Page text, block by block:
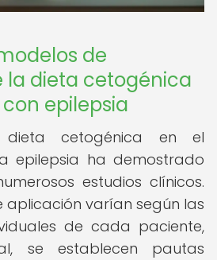
de
la dieta cetogénica
epilepsia
cetogénica en el
epilepsia ha demostrado
estudios clínicos.
aplicación varían según las
de cada paciente,
se establecen pautas